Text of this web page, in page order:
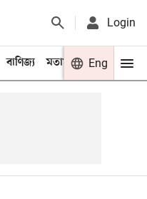
Login
বাণিজ্য মতামত খেলা
Eng